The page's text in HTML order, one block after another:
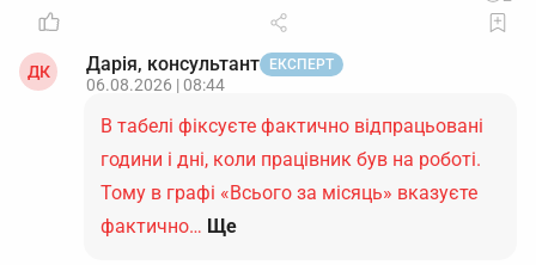
документів для продовження критичності,
отримали розпорядження ОВА і не отримували
додаткового офіційного листа із конкретною
вимогою надати довідку до 10.08.2026, підстав
самостійно ще раз щось подавати «на всяк
випадок» немає.У разі сумнівів безпечний варіант
– уточнити позицію саме в органі, який продовжив
вам критичність, пославшись на реквізити
розпорядження від 26.06.2026.
ДК Дарія, консультант ЕКСПЕРТ
06.08.2026 | 08:44
В табелі фіксуєте фактично відпрацьовані
години і дні, коли працівник був на роботі.
Тому в графі «Всього за місяць» вказуєте
фактично… Ще